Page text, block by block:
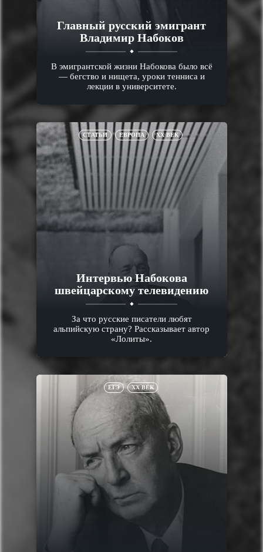
Главный русский эмигрант
Владимир Набоков
В эмигрантской жизни Набокова было всё
— бегство и нищета, уроки тенниса и
лекции в университете.
СТАТЬИ ЕВРОПА XX ВЕК
Интервью Набокова
швейцарскому телевидению
За что русские писатели любят
альпийскую страну? Рассказывает автор
«Лолиты».
ЕГЭ XX ВЕК